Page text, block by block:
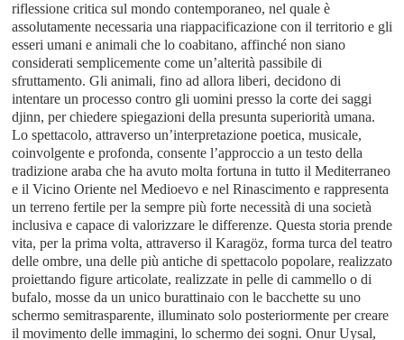
riflessione critica sul mondo contemporaneo, nel quale è
assolutamente necessaria una riappacificazione con il territorio e gli
esseri umani e animali che lo coabitano, affinché non siano
considerati semplicemente come un’alterità passibile di
sfruttamento. Gli animali, fino ad allora liberi, decidono di
intentare un processo contro gli uomini presso la corte dei saggi
djinn, per chiedere spiegazioni della presunta superiorità umana.
Lo spettacolo, attraverso un’interpretazione poetica, musicale,
coinvolgente e profonda, consente l’approccio a un testo della
tradizione araba che ha avuto molta fortuna in tutto il Mediterraneo
e il Vicino Oriente nel Medioevo e nel Rinascimento e rappresenta
un terreno fertile per la sempre più forte necessità di una società
inclusiva e capace di valorizzare le differenze. Questa storia prende
vita, per la prima volta, attraverso il Karagöz, forma turca del teatro
delle ombre, una delle più antiche di spettacolo popolare, realizzato
proiettando figure articolate, realizzate in pelle di cammello o di
bufalo, mosse da un unico burattinaio con le bacchette su uno
schermo semitrasparente, illuminato solo posteriormente per creare
il movimento delle immagini, lo schermo dei sogni. Onur Uysal,